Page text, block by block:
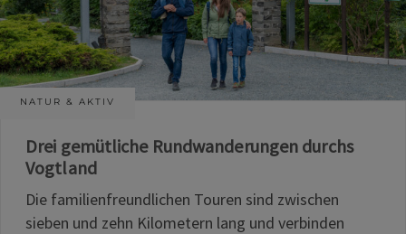
NATUR & AKTIV
Drei gemütliche Rundwanderungen durchs
Vogtland
Die familienfreundlichen Touren sind zwischen
sieben und zehn Kilometern lang und verbinden